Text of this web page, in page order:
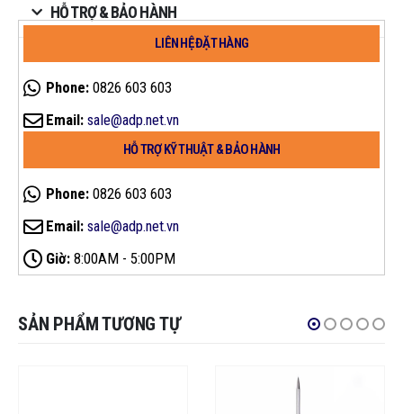
HỖ TRỢ & BẢO HÀNH
LIÊN HỆ ĐẶT HÀNG
Phone: 0826 603 603
Email: sale@adp.net.vn
HỖ TRỢ KỸ THUẬT & BẢO HÀNH
Phone: 0826 603 603
Email: sale@adp.net.vn
Giờ: 8:00AM - 5:00PM
SẢN PHẨM TƯƠNG TỰ